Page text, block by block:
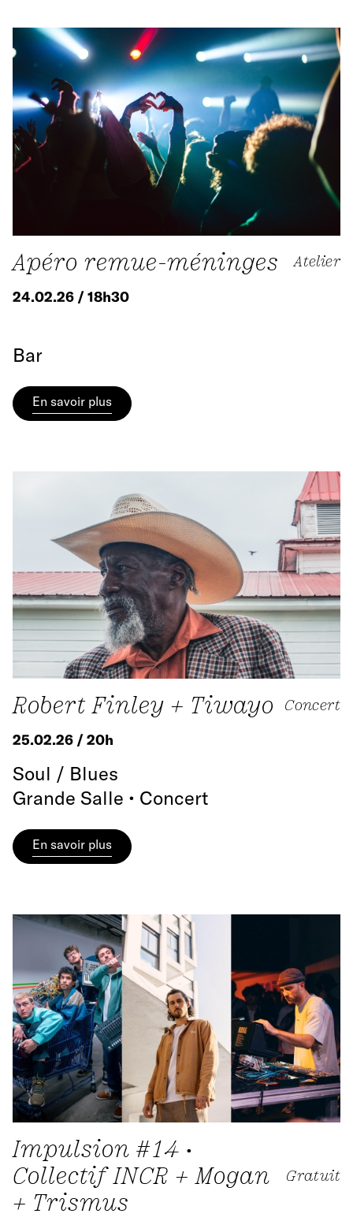
Apéro remue-méninges Atelier
24.02.26 / 18h30
Bar
En savoir plus
Robert Finley + Tiwayo Concert
25.02.26 / 20h
Soul / Blues
Grande Salle • Concert
En savoir plus
Impulsion #14 •
Collectif INCR + Mogan
+ Trismus
Gratuit